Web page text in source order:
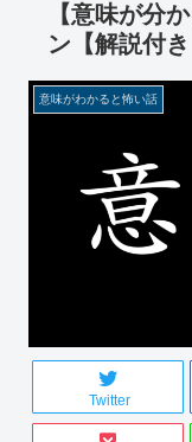
【意味が分
ン【解説付き
意味がわかると怖い話
Twitter